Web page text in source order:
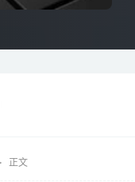
正文